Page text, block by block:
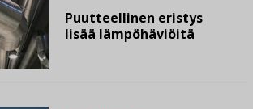
Puutteellinen eristys
lisää lämpöhäviöitä